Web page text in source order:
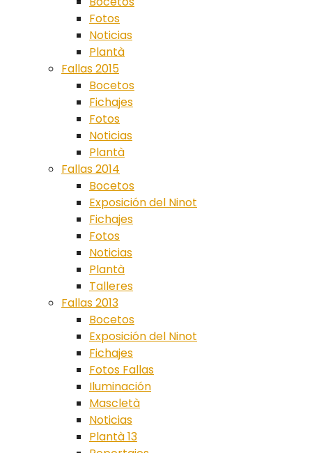
Fotos
Noticias
Plantà
Fallas 2015
Bocetos
Fichajes
Fotos
Noticias
Plantà
Fallas 2014
Bocetos
Exposición del Ninot
Fichajes
Fotos
Noticias
Plantà
Talleres
Fallas 2013
Bocetos
Exposición del Ninot
Fichajes
Fotos Fallas
Iluminación
Mascletà
Noticias
Plantà 13